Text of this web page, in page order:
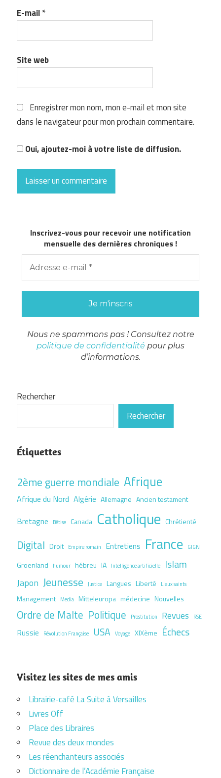
E-mail*
Site web
Enregistrer mon nom, mon e-mail et mon site
dans le navigateur pour mon prochain commentaire.
Oui, ajoutez-moi à votre liste de diffusion.
Inscrivez-vous pour recevoir une notification
mensuelle des dernières chroniques !
Nous ne spammons pas ! Consultez notre
politique de confidentialité pour plus
d’informations.
Rechercher
Rechercher
Étiquettes
2ème guerre mondiale Afrique
Afrique du Nord Algérie Allemagne Ancien testament
Bretagne Bêtise Canada Catholique Chrétienté
Digital Droit Empire romain Entretiens France GIGN
Groenland humour hébreu IA Intelligence artificielle Islam
Japon Jeunesse Justice Langues Liberté Lieux saints
Management Media Mitteleuropa médecine Nouvelles
Ordre de Malte Politique Prostitution Revues RSE
Russie Révolution Française USA Voyage XIXème Échecs
Visitez les sites de mes amis
Librairie-café La Suite à Versailles
Livres Off
Place des Libraires
Revue des deux mondes
Les réenchanteurs associés
Dictionnaire de l’Académie Française